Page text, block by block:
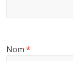
Nom*